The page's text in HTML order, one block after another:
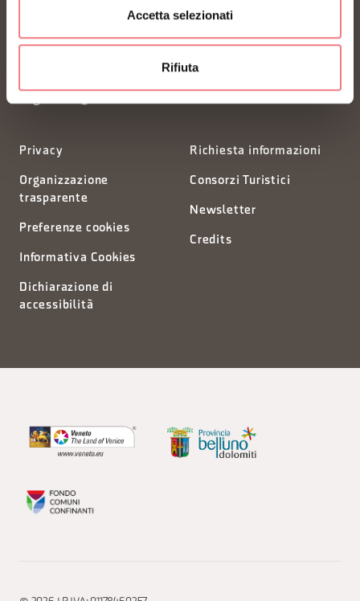
Accetta selezionati
Rifiuta
Piazza Santo Stefano 15/17
32100 Belluno - Italia
Privacy
Organizzazione
trasparente
Preferenze cookies
Informativa Cookies
Dichiarazione di
accessibilità
Richiesta informazioni
Consorzi Turistici
Newsletter
Credits